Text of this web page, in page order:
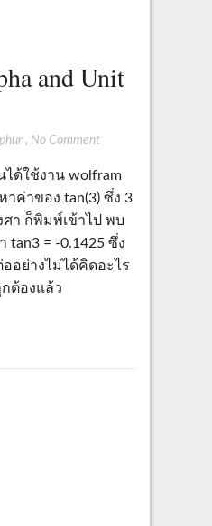
and Unit
, No Comment
ด้ใช้งาน wolfram
ค่าของ tan(3) ซึ่ง 3
า ก็พิมพ์เข้าไป พบ
tan3 = -0.1425 ซึ่ง
ออย่างไม่ได้คิดอะไร
ต้องแล้ว